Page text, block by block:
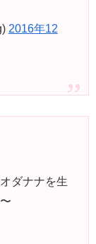
2016年12
ダナナを生